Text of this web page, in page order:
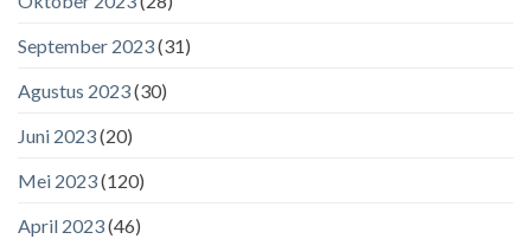
September 2023(31)
Agustus 2023(30)
Juni 2023(20)
Mei 2023(120)
April 2023(46)